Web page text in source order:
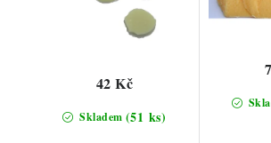
Skladem (51 ks)
42 Kč